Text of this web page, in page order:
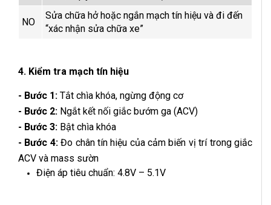
NO
Sửa chữa hở hoặc ngắn mạch tín hiệu và đi đến
“xác nhận sửa chữa xe”
4. Kiểm tra mạch tín hiệu
- Bước 1: Tắt chìa khóa, ngừng động cơ
- Bước 2: Ngắt kết nối giắc bướm ga (ACV)
- Bước 3: Bật chìa khóa
- Bước 4:Đo chân tín hiệu của cảm biến vị trí trong giắc
ACV và mass sườn
Điện áp tiêu chuẩn: 4.8V – 5.1V